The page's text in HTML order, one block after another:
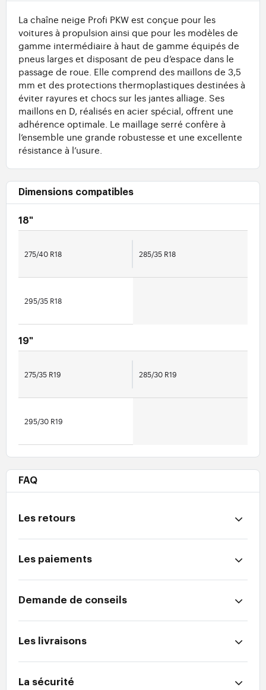
La chaîne neige Profi PKW est conçue pour les
voitures à propulsion ainsi que pour les modèles de
gamme intermédiaire à haut de gamme équipés de
pneus larges et disposant de peu d’espace dans le
passage de roue. Elle comprend des maillons de 3,5
mm et des protections thermoplastiques destinées à
éviter rayures et chocs sur les jantes alliage. Ses
maillons en D, réalisés en acier spécial, offrent une
adhérence optimale. Le maillage serré confère à
l’ensemble une grande robustesse et une excellente
résistance à l’usure.
Dimensions compatibles
18"
275/40 R18 285/35 R18
295/35 R18
19"
275/35 R19 285/30 R19
295/30 R19
FAQ
Les retours
Les paiements
Demande de conseils
Les livraisons
La sécurité